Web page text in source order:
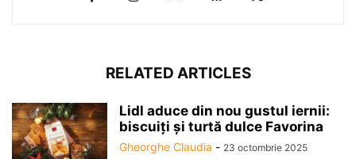
RELATED ARTICLES
Lidl aduce din nou gustul iernii:
biscuiți și turtă dulce Favorina
Gheorghe Claudia - 23 octombrie 2025